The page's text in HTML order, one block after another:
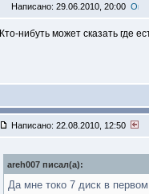
Написано: 29.06.2010, 20:00
Кто-нибуть может сказать где
Написано: 22.08.2010, 12:50
areh007 писал(a):
Да мне токо 7 диск в